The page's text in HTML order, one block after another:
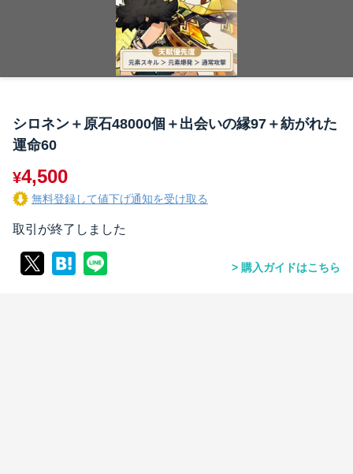
シロネン＋原石48000個＋出会いの縁97＋紡がれた
運命60
¥4,500
無料登録して値下げ通知を受け取る
取引が終了しました
購入ガイドはこちら